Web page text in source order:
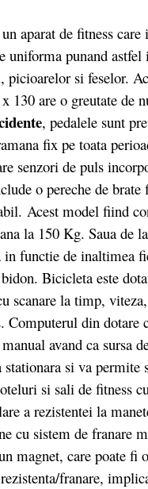
aparat de fitness care
punand
si feselor.
are o greutate de
, pedalele sunt
fix pe toata
senzori de puls
o pereche de
Acest model fiind
la 150 Kg. Saua de
in functie de inaltimea
Bicicleta este
scanare la timp,
Computerul din dotare
avand ca sursa
si va permite
si sali de fitness
a rezistentei la
cu sistem de franare
magnet, care poate fi
franare,